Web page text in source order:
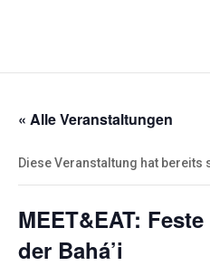
« Alle Veranstaltungen
Diese Veranstaltung hat bereits
MEET&EAT:
der Bahá’i